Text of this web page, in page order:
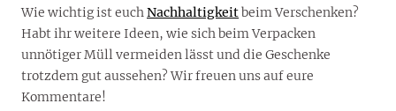
Wie wichtig ist euch Nachhaltigkeitbeim Verschenken?
Habt ihr weitere Ideen, wie sich beim Verpacken
unnötiger Müll vermeiden lässt und die Geschenke
trotzdem gut aussehen? Wir freuen uns auf eure
Kommentare!